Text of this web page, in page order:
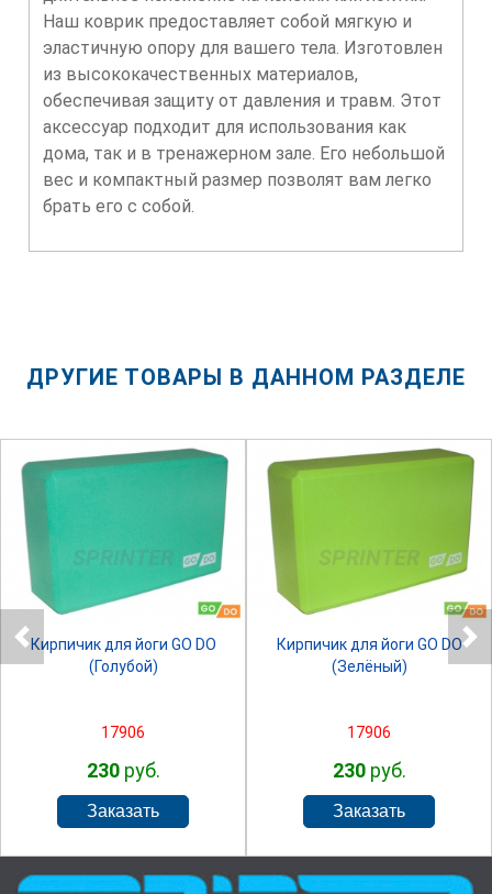
Наш коврик предоставляет собой мягкую и
эластичную опору для вашего тела. Изготовлен
из высококачественных материалов,
обеспечивая защиту от давления и травм. Этот
аксессуар подходит для использования как
дома, так и в тренажерном зале. Его небольшой
вес и компактный размер позволят вам легко
брать его с собой.
ДРУГИЕ ТОВАРЫ В ДАННОМ РАЗДЕЛЕ
SPRINTER
Кирпичик для йоги GO DO
(Голубой)
17906
230руб.
SPRINTER
Кирпичик для йоги GO DO
(Зелёный)
17906
230руб.